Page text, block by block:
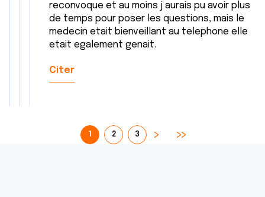
reconvoque et au moins j aurais pu avoir plus
de temps pour poser les questions, mais le
medecin etait bienveillant au telephone elle
etait egalement genait.
Citer
1 2 3